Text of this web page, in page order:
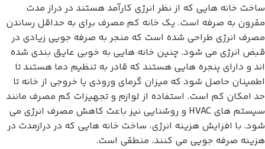
ساخت خانه هایی که از نظر انرژی کارآمد هستند در دراز مدت
مقرون به صرفه است. یک خانه کم مصرف برای به حداقل رساندن
مصرف انرژی طراحی شده است که منجر به صرفه جویی زیادی در
قبض انرژی می شود. چنین خانه هایی به خوبی عایق بندی شده
اند و دارای پنجره هایی هستند که قادر به تنظیم دما هستند تا
اطمینان حاصل شود که میزان گرمای ورودی یا خروجی از خانه تا
حد امکان کم است. استفاده از لوازم و تجهیزات کم مصرف مانند
سیستم های HVAC و روشنایی نیز باعث کاهش مصرف انرژی می
شود. با افزایش هزینه انرژی، ساخت خانه هایی که در درازمدت در
هزینه صرفه جویی می کنند، منطقی است.